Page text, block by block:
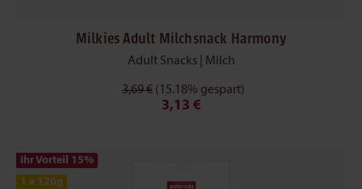
Milkies Adult Milchsnack Harmony
Adult Snacks | Milch
3,69 € (15.18% gespart)
3,13 €
Ihr Vorteil 15%
1 x 120g